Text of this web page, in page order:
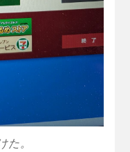
た。